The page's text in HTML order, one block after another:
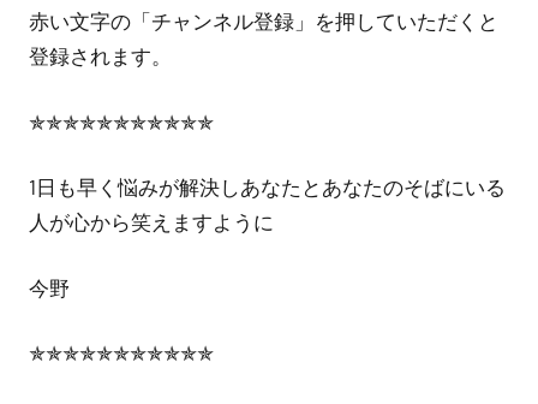
赤い文字の「チャンネル登録」を押していただくと
登録されます。
✯✯✯✯✯✯✯✯✯✯✯
1日も早く悩みが解決しあなたとあなたのそばにいる
人が心から笑えますように
今野
✯✯✯✯✯✯✯✯✯✯✯